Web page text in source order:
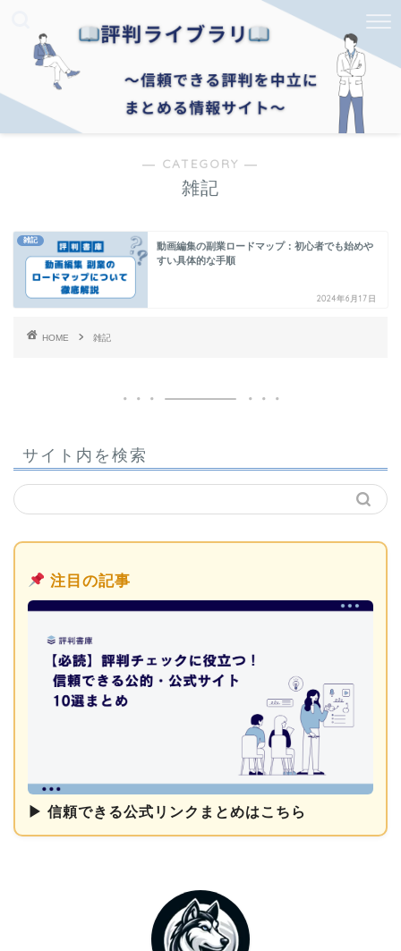
― CATEGORY ―
雑記
雑記
動画編集の副業ロードマップ：初心者でも始めや
すい具体的な手順
2024年6月17日
HOME 雑記
サイト内を検索
注目の記事
▶ 信頼できる公式リンクまとめはこちら